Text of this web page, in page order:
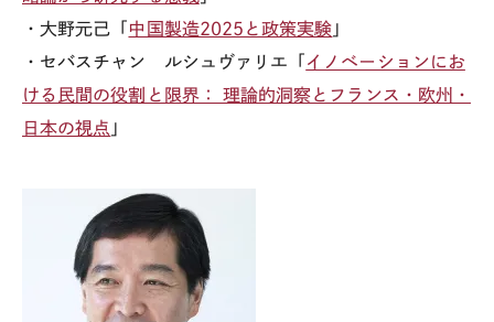
・大野元己「 中国製造2025と政策実験 」
・セバスチャン ルシュヴァリエ「 イノベーションにお
ける民間の役割と限界： 理論的洞察とフランス・欧州・
日本の視点 」